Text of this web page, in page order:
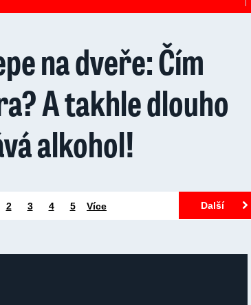
na dveře: Čím
A takhle dlouho
alkohol!
2 3 4 5 Více Další